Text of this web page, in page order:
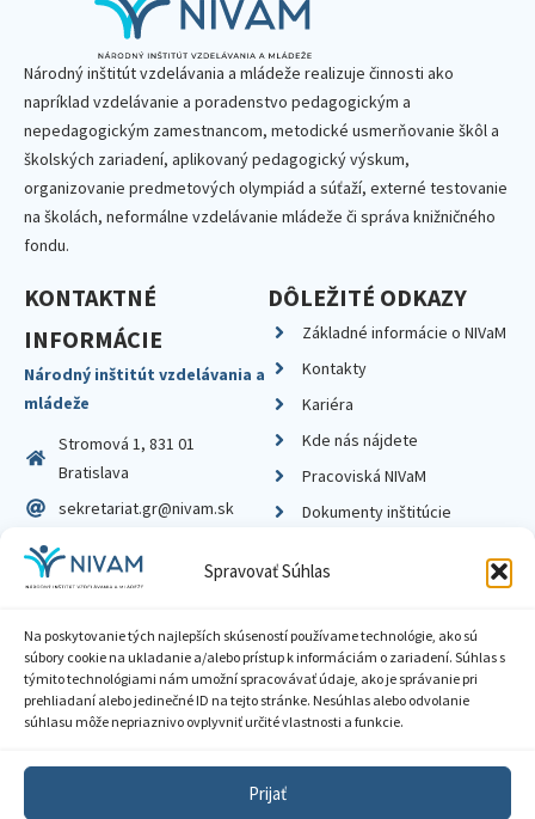
Spravovať Súhlas
Na poskytovanie tých najlepších skúseností používame technológie, ako sú
súbory cookie na ukladanie a/alebo prístup k informáciám o zariadení. Súhlas s
týmito technológiami nám umožní spracovávať údaje, ako je správanie pri
prehliadaní alebo jedinečné ID na tejto stránke. Nesúhlas alebo odvolanie
súhlasu môže nepriaznivo ovplyvniť určité vlastnosti a funkcie.
Prijať
Národný inštitút vzdelávania a mládeže realizuje činnosti ako
napríklad vzdelávanie a poradenstvo pedagogickým a
nepedagogickým zamestnancom, metodické usmerňovanie škôl a
školských zariadení, aplikovaný pedagogický výskum,
organizovanie predmetových olympiád a súťaží, externé testovanie
na školách, neformálne vzdelávanie mládeže či správa knižničného
fondu.
KONTAKTNÉ
INFORMÁCIE
Národný inštitút vzdelávania a
mládeže
Stromová 1, 831 01
Bratislava
sekretariat.gr@nivam.sk
IČO: 00164348
DIČ: 2020798714
DÔLEŽITÉ ODKAZY
Základné informácie o NIVaM
Kontakty
Kariéra
Kde nás nájdete
Pracoviská NIVaM
Dokumenty inštitúcie
Zásady ochrany súkromia
Sprístupnenie informácií